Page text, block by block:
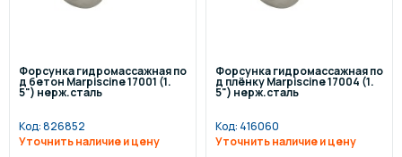
Форсунка гидромассажная по
д бетон Marpiscine 17001 (1.
5") нерж.сталь
Код:826852
Уточнить наличие и цену
Форсунка гидромассажная по
д плёнку Marpiscine 17004 (1.
5") нерж.сталь
Код: 416060
Уточнить наличие и цену